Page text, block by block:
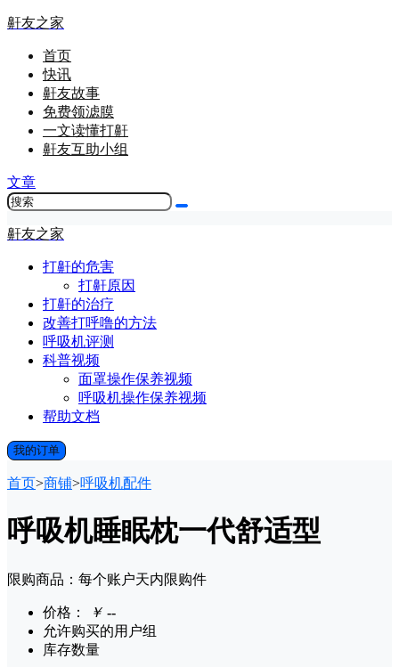
鼾友之家
首页
快讯
鼾友故事
免费领滤膜
一文读懂打鼾
鼾友互助小组
文章
鼾友之家
打鼾的危害
打鼾原因
打鼾的治疗
改善打呼噜的方法
呼吸机评测
科普视频
面罩操作保养视频
呼吸机操作保养视频
帮助文档
我的订单
首页>商铺>呼吸机配件
呼吸机睡眠枕一代舒适型
限购商品：每个账户天内限购件
价格： ￥ --
允许购买的用户组
库存数量